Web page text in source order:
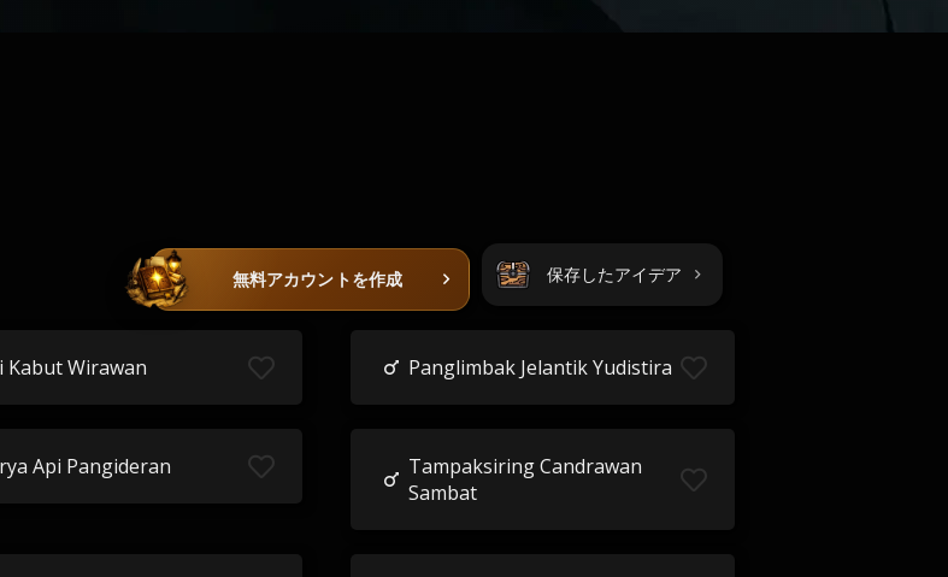
無料アカウントを作成 保存したアイデア
Kabut Wirawan Panglimbak Jelantik Yudistira
Api Pangideran
Tampaksiring Candrawan
Sambat